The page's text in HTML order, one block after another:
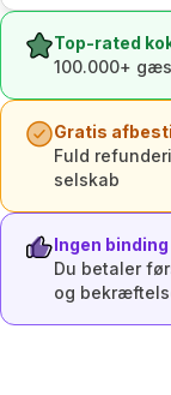
Top-rated
100.000+
Gratis
Fuld
selskab
Ingen binding
Du betaler
og